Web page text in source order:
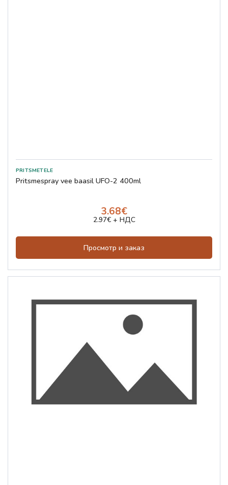
Pritsmespray vee baasil UFO-2 400ml
3.68€
2.97€ + НДС
Просмотр и заказ